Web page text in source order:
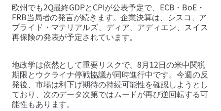
欧州でも2Q最終GDPとCPIが公表予定で、ECB・BoE・
FRB当局者の発言が続きます。企業決算は、シスコ、ア
プライド・マテリアルズ、ディア、アディエン、スイス
再保険の発表が予定されています。
地政学は依然として重要リスクで、8月12日の米中関税
期限とウクライナ停戦協議が同時進行中です。今週の反
発後、市場は利下げ期待の持続可能性を確認しようとし
ており、次のデータ次第ではムードが再び逆回転する可
能性もあります。